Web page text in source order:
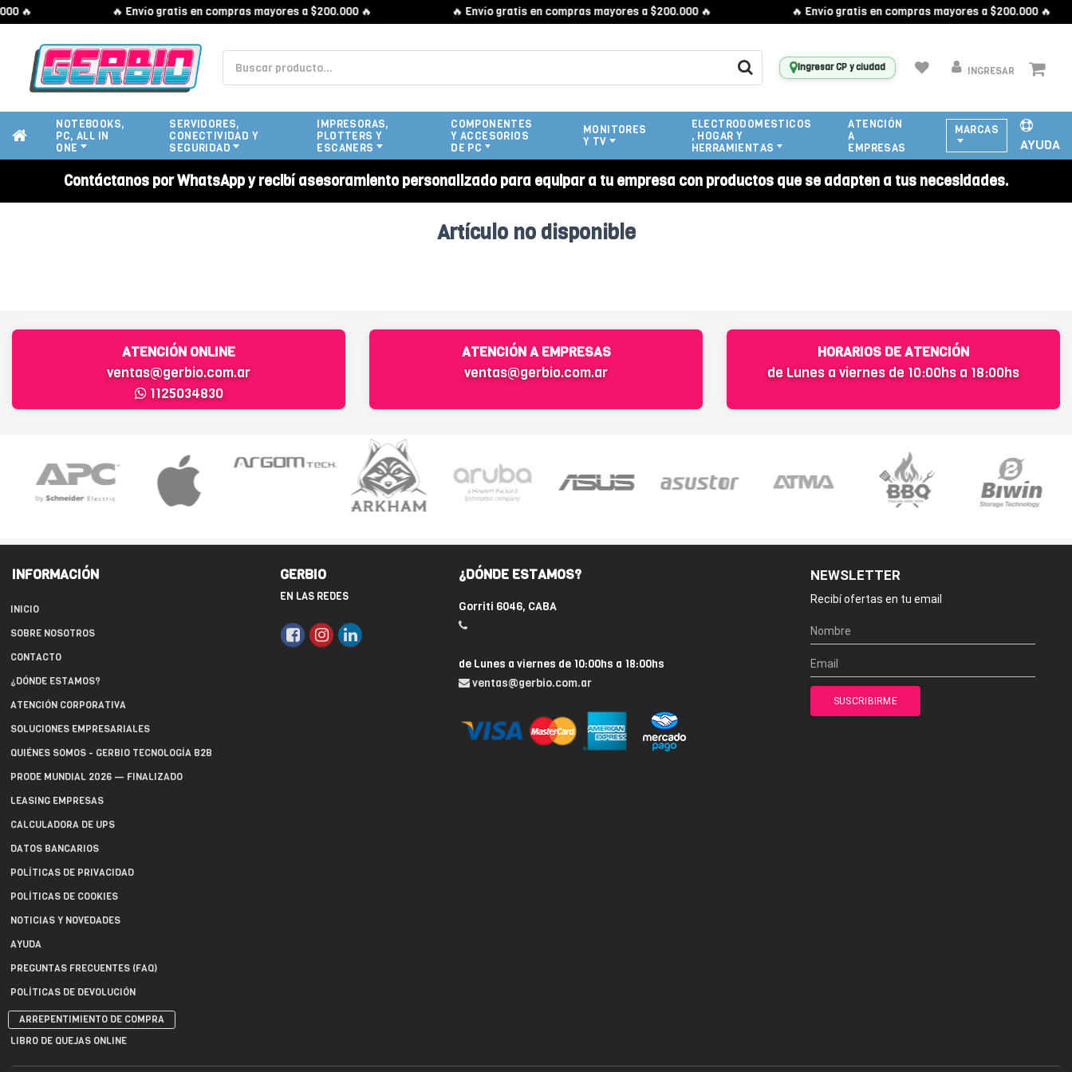
🔥 🔥 Envío gratis en compras mayores a $200.000 🔥 🔥 Envío gratis en compras mayores a $200.000 🔥 🔥 Envío gratis en compras mayores a $200.000 🔥
Ingresar CP y ciudad INGRESAR
NOTEBOOKS,
PC, ALL IN
ONE
SERVIDORES,
CONECTIVIDAD Y
SEGURIDAD
IMPRESORAS,
PLOTTERS Y
ESCANERS
COMPONENTES
Y ACCESORIOS
DE PC
MONITORES
Y TV
ELECTRODOMESTICOS
, HOGAR Y
HERRAMIENTAS
ATENCIÓN
A
EMPRESAS
MARCAS
AYUDA
Contáctanos por WhatsApp y recibí asesoramiento personalizado para equipar a tu empresa con productos que se adapten a tus necesidades.
Artículo no disponible
ATENCIÓN ONLINE
ventas@gerbio.com.ar
1125034830
ATENCIÓN A EMPRESAS
ventas@gerbio.com.ar
HORARIOS DE ATENCIÓN
de Lunes a viernes de 10:00hs a 18:00hs
INFORMACIÓN
INICIO
SOBRE NOSOTROS
CONTACTO
¿DÓNDE ESTAMOS?
ATENCIÓN CORPORATIVA
SOLUCIONES EMPRESARIALES
QUIÉNES SOMOS - GERBIO TECNOLOGÍA B2B
PRODE MUNDIAL 2026 — FINALIZADO
LEASING EMPRESAS
CALCULADORA DE UPS
DATOS BANCARIOS
POLÍTICAS DE PRIVACIDAD
POLÍTICAS DE COOKIES
NOTICIAS Y NOVEDADES
AYUDA
PREGUNTAS FRECUENTES (FAQ)
POLÍTICAS DE DEVOLUCIÓN
ARREPENTIMIENTO DE COMPRA
LIBRO DE QUEJAS ONLINE
GERBIO
EN LAS REDES
¿DÓNDE ESTAMOS?
Gorriti 6046, CABA
de Lunes a viernes de 10:00hs a 18:00hs
ventas@gerbio.com.ar
NEWSLETTER
Recibí ofertas en tu email